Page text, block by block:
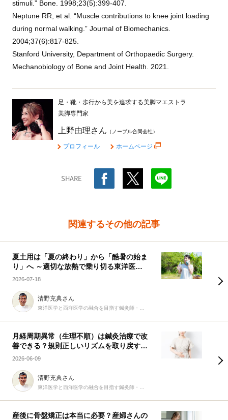
stimuli.” Bone. 1998;23(5):399-407.
Neptune RR, et al. “Muscle contributions to knee joint loading
during normal walking.” Journal of Biomechanics.
2004;37(6):817-825.
Stanford University, Department of Orthopaedic Surgery.
Mechanobiology of Bone and Joint Health. 2021.
足・靴・歩行から美を追求する美脚マエストラ
美脚専門家
上野由理さん （ノーブル合同会社）
プロフィール ホームページ
SHARE
関連するその他の記事
夏土用は「夏の終わり」から「酷暑の始ま
り」へ ～適切な放熱で乗り切る東洋医学
の知恵～
2026-07-18
清野充典さん
月経周期異常（生理不順）は鍼灸治療で改
善できる？規則正しいリズムを取り戻す9
つの生活習慣
2026-06-09
清野充典さん
産後に骨盤矯正は本当に必要？産婦さんの